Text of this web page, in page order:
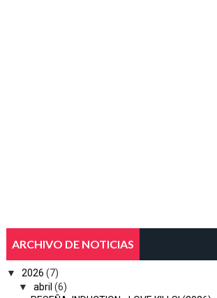
ARCHIVO DE NOTICIAS
▼ 2026 (7)
▼
abril (6)